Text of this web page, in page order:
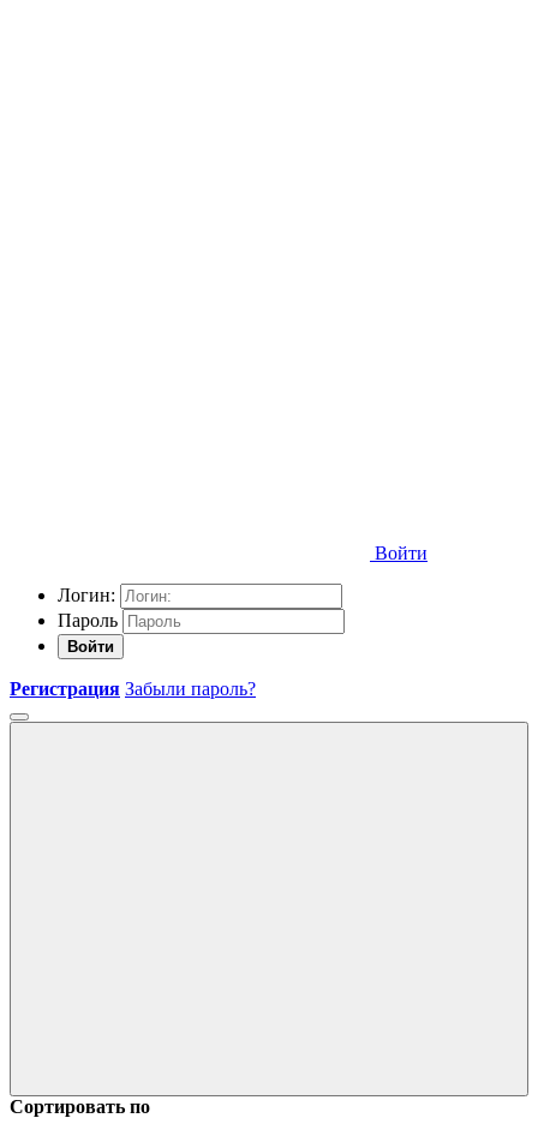
Войти
Логин:
Пароль
Войти
Регистрация Забыли пароль?
Сортировать по